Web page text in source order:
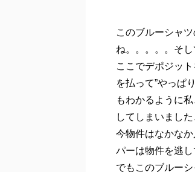
このブルーシャ
ね。。。。。そ
ここでデポジッ
を払って”やっぱ
もわかるように
してしまいまし
今物件はなかな
パーは物件を逃し
でもこのブルー